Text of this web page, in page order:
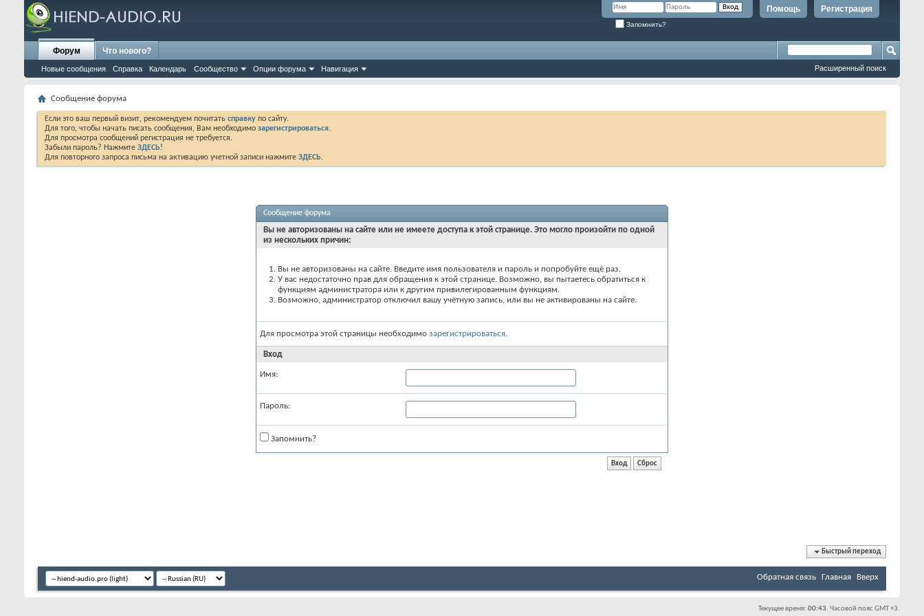
Регистрация
Помощь
Запомнить?
Форум
Новые сообщения Справка Календарь Сообщество Опции форума Навигация
Что нового?
Расширенный поиск
Сообщение форума
Если это ваш первый визит, рекомендуем почитать справку по сайту.
Для того, чтобы начать писать сообщения, Вам необходимо зарегистрироваться.
Для просмотра сообщений регистрация не требуется.
Забыли пароль? Нажмите ЗДЕСЬ!
Для повторного запроса письма на активацию учетной записи нажмите ЗДЕСЬ.
Сообщение форума
Вы не авторизованы на сайте или не имеете доступа к этой странице. Это могло произойти по одной
из нескольких причин:
Вы не авторизованы на сайте. Введите имя пользователя и пароль и попробуйте ещё раз.
У вас недостаточно прав для обращения к этой странице. Возможно, вы пытаетесь обратиться к
функциям администратора или к другим привилегированным функциям.
Возможно, администратор отключил вашу учётную запись, или вы не активированы на сайте.
Для просмотра этой страницы необходимо зарегистрироваться.
Вход
Имя:
Пароль:
Запомнить?
Быстрый переход
Обратная связь Главная Вверх
Текущее время: 00:43. Часовой пояс GMT +3.